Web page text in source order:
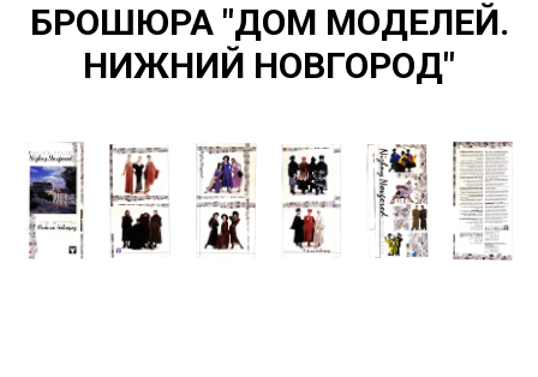
БРОШЮРА "ДОМ МОДЕЛЕЙ.
НИЖНИЙ НОВГОРОД"